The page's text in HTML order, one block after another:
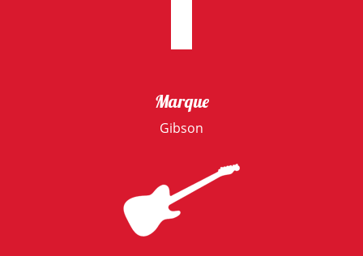
Marque
Gibson